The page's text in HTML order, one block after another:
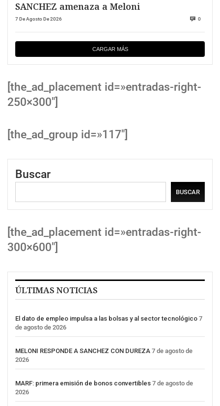
SANCHEZ amenaza a Meloni
7 De Agosto De 2026 0
CARGAR MÁS
[the_ad_placement id=»entradas-right-
250×300″]
[the_ad_group id=»117″]
Buscar
BUSCAR
[the_ad_placement id=»entradas-right-
300×600″]
ÚLTIMAS NOTICIAS
El dato de empleo impulsa a las bolsas y al sector tecnológico 7
de agosto de 2026
MELONI RESPONDE A SANCHEZ CON DUREZA 7 de agosto de
2026
MARF: primera emisión de bonos convertibles 7 de agosto de
2026